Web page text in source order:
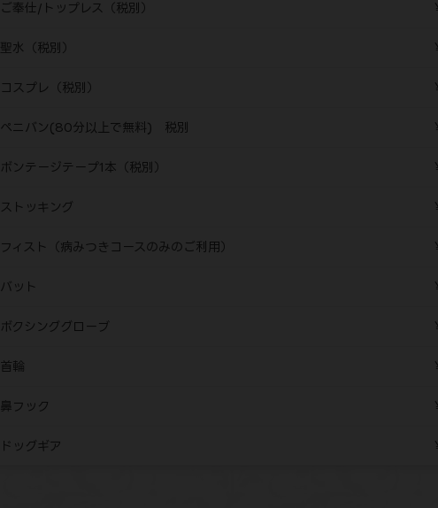
ご奉仕/トップレス（税別）
聖水（税別）
コスプレ（税別）
ペニバン(80分以上で無料) 税別
ボンテージテープ1本（税別）
ストッキング
フィスト（病みつきコースのみのご利用）
バット
ボクシンググローブ
首輪
鼻フック
ドッグギア